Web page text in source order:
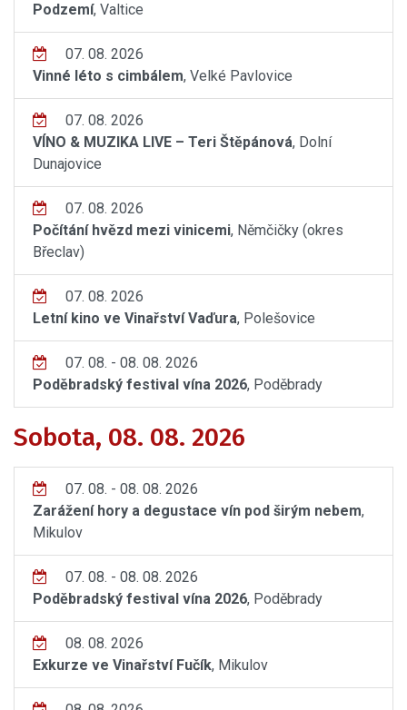
Podzemí, Valtice
07. 08. 2026
Vinné léto s cimbálem, Velké Pavlovice
07. 08. 2026
VÍNO & MUZIKA LIVE – Teri Štěpánová, Dolní
Dunajovice
07. 08. 2026
Počítání hvězd mezi vinicemi, Němčičky (okres
Břeclav)
07. 08. 2026
Letní kino ve Vinařství Vaďura, Polešovice
07. 08. - 08. 08. 2026
Poděbradský festival vína 2026, Poděbrady
Sobota, 08. 08. 2026
07. 08. - 08. 08. 2026
Zarážení hory a degustace vín pod širým nebem,
Mikulov
07. 08. - 08. 08. 2026
Poděbradský festival vína 2026, Poděbrady
08. 08. 2026
Exkurze ve Vinařství Fučík, Mikulov